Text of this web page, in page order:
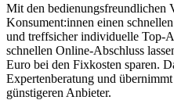
Mit den bedienungsfreundlichen
Konsument:innen einen
und treffsicher individuelle Top-
schnellen Online-Abschluss
Euro bei den Fixkosten sparen.
Expertenberatung und
günstigeren Anbieter.